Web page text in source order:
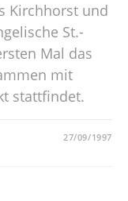
Kirchhorst und
St.-
Mal das
mit
stattfindet.
27/09/1997